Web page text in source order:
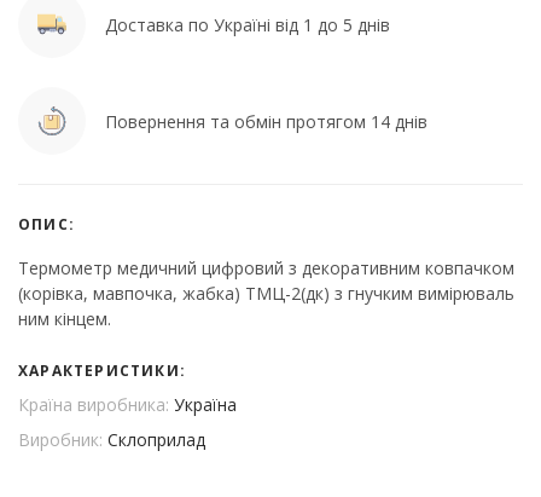
Доставка по Україні від 1 до 5 днів
Повернення та обмін протягом 14 днів
ОПИС:
Термометр медичний цифровий з декоративним ковпачком
(корівка, мавпочка, жабка) ТМЦ-2(дк) з гнучким вимірюваль
ним кінцем.
ХАРАКТЕРИСТИКИ:
Країна виробника: Україна
Виробник: Склоприлад